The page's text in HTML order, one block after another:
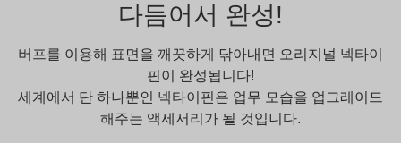
다듬어서 완성!
버프를 이용해 표면을 깨끗하게 닦아내면 오리지널 넥타이
핀이 완성됩니다!
세계에서 단 하나뿐인 넥타이핀은 업무 모습을 업그레이드
해주는 액세서리가 될 것입니다.